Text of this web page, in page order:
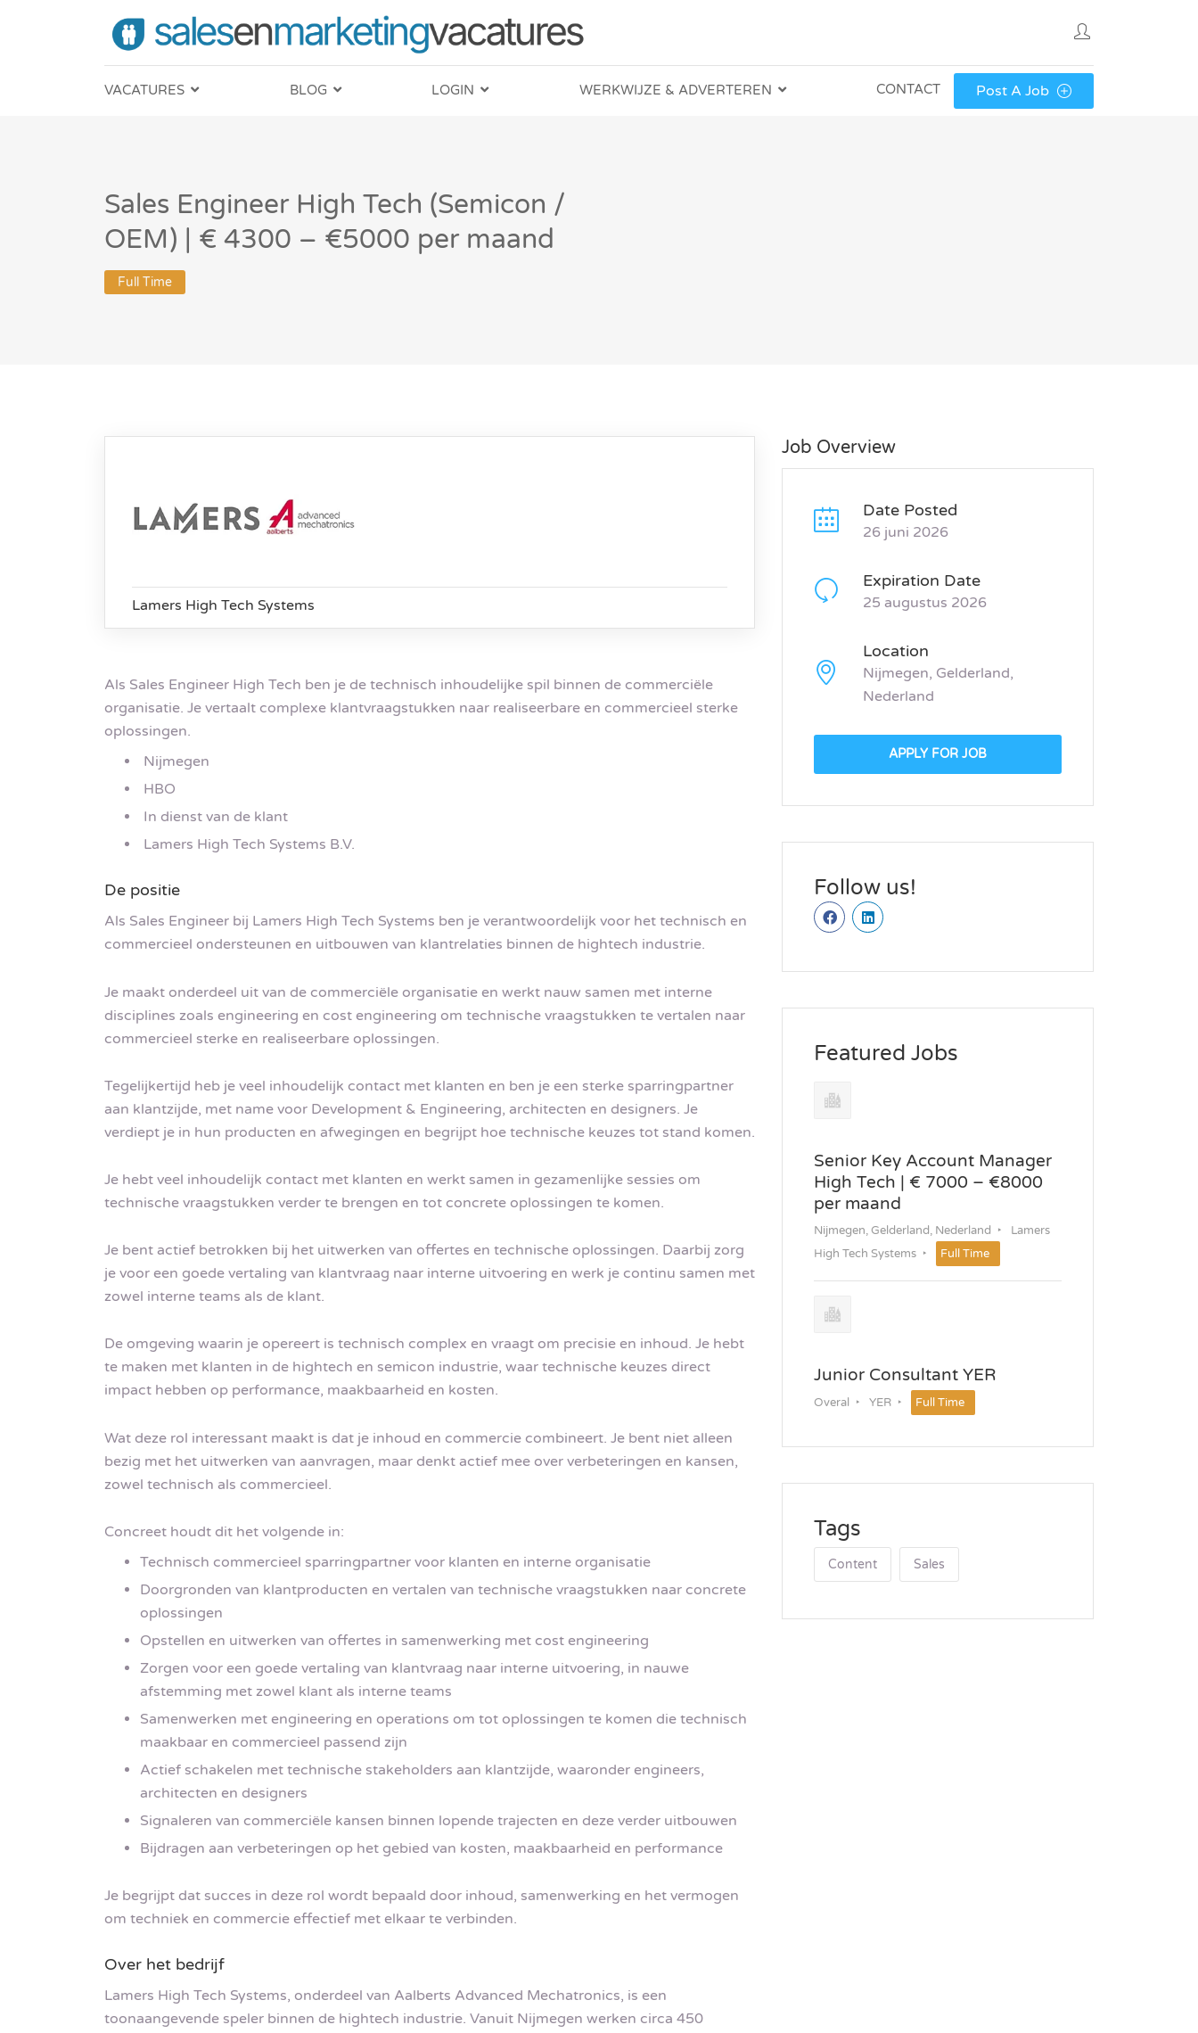
VACATURES BLOG LOGIN WERKWIJZE & ADVERTEREN CONTACT Post A Job
Sales Engineer High Tech (Semicon /
OEM) | € 4300 – €5000 per maand
Full Time
Lamers High Tech Systems
Als Sales Engineer High Tech ben je de technisch inhoudelijke spil binnen de commerciële
organisatie. Je vertaalt complexe klantvraagstukken naar realiseerbare en commercieel sterke
oplossingen.
Nijmegen
HBO
In dienst van de klant
Lamers High Tech Systems B.V.
De positie
Als Sales Engineer bij Lamers High Tech Systems ben je verantwoordelijk voor het technisch en
commercieel ondersteunen en uitbouwen van klantrelaties binnen de hightech industrie.
Je maakt onderdeel uit van de commerciële organisatie en werkt nauw samen met interne
disciplines zoals engineering en cost engineering om technische vraagstukken te vertalen naar
commercieel sterke en realiseerbare oplossingen.
Tegelijkertijd heb je veel inhoudelijk contact met klanten en ben je een sterke sparringpartner
aan klantzijde, met name voor Development & Engineering, architecten en designers. Je
verdiept je in hun producten en afwegingen en begrijpt hoe technische keuzes tot stand komen.
Je hebt veel inhoudelijk contact met klanten en werkt samen in gezamenlijke sessies om
technische vraagstukken verder te brengen en tot concrete oplossingen te komen.
Je bent actief betrokken bij het uitwerken van offertes en technische oplossingen. Daarbij zorg
je voor een goede vertaling van klantvraag naar interne uitvoering en werk je continu samen met
zowel interne teams als de klant.
De omgeving waarin je opereert is technisch complex en vraagt om precisie en inhoud. Je hebt
te maken met klanten in de hightech en semicon industrie, waar technische keuzes direct
impact hebben op performance, maakbaarheid en kosten.
Wat deze rol interessant maakt is dat je inhoud en commercie combineert. Je bent niet alleen
bezig met het uitwerken van aanvragen, maar denkt actief mee over verbeteringen en kansen,
zowel technisch als commercieel.
Concreet houdt dit het volgende in:
Technisch commercieel sparringpartner voor klanten en interne organisatie
Doorgronden van klantproducten en vertalen van technische vraagstukken naar concrete
oplossingen
Opstellen en uitwerken van offertes in samenwerking met cost engineering
Zorgen voor een goede vertaling van klantvraag naar interne uitvoering, in nauwe
afstemming met zowel klant als interne teams
Samenwerken met engineering en operations om tot oplossingen te komen die technisch
maakbaar en commercieel passend zijn
Actief schakelen met technische stakeholders aan klantzijde, waaronder engineers,
architecten en designers
Signaleren van commerciële kansen binnen lopende trajecten en deze verder uitbouwen
Bijdragen aan verbeteringen op het gebied van kosten, maakbaarheid en performance
Je begrijpt dat succes in deze rol wordt bepaald door inhoud, samenwerking en het vermogen
om techniek en commercie effectief met elkaar te verbinden.
Over het bedrijf
Lamers High Tech Systems, onderdeel van Aalberts Advanced Mechatronics, is een
toonaangevende speler binnen de hightech industrie. Vanuit Nijmegen werken circa 450
Job Overview
Date Posted
26 juni 2026
Expiration Date
25 augustus 2026
Location
Nijmegen, Gelderland,
Nederland
APPLY FOR JOB
Follow us!
Featured Jobs
Senior Key Account Manager
High Tech | € 7000 – €8000
per maand
Nijmegen, Gelderland, Nederland
Lamers
High Tech Systems
Full Time
Junior Consultant YER
Overal YER Full Time
Tags
Content Sales